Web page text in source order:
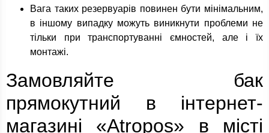
Вага таких резервуарів повинен бути мінімальним,
в іншому випадку можуть виникнути проблеми не
тільки при транспортуванні ємностей, але і їх
монтажі.
Замовляйте бак
прямокутний в інтернет-
магазині «Atropos» в місті